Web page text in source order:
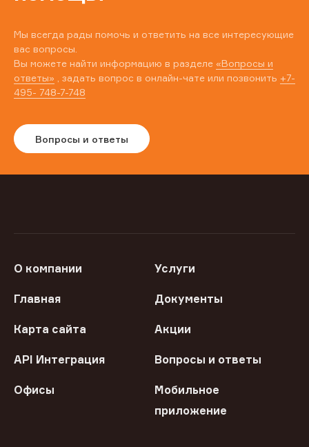
Мы всегда рады помочь и ответить на все интересующие
вас вопросы.
Вы можете найти информацию в разделе «Вопросы и
ответы» , задать вопрос в онлайн-чате или позвонить +7-
495- 748-7-748
Вопросы и ответы
О компании Услуги
Главная Документы
Карта сайта Акции
API Интеграция Вопросы и ответы
Офисы
Мобильное
приложение